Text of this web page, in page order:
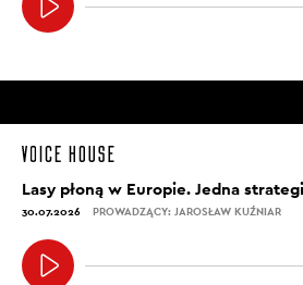
Lasy płoną w Europie. Jedna
30.07.2026 PROWADZĄCY: JAROSŁAW KUŹNIAR